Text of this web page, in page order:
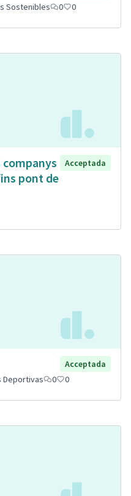
Sostenibles 0 0
pont de
Acceptada
Acceptada
Deportivas 0 0